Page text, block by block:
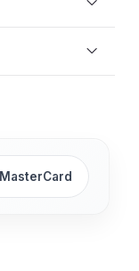
MasterCard